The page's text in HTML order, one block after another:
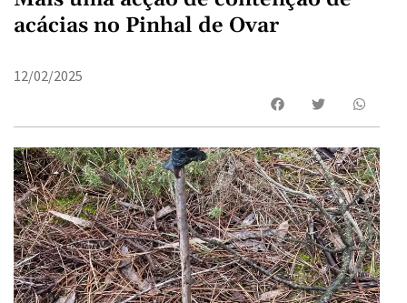
acácias no Pinhal de Ovar
12/02/2025